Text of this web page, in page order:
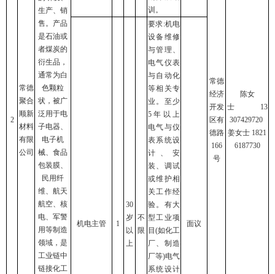
2
常德
聚合
顺新
材料
有限
公司
生产、销
售。产品
是石油或
者煤炭的
衍生品，
通常为白
色颗粒
状，被广
泛用于电
子电器、
电子机
械、食品
包装膜、
民用纤
维、航天
航空、核
电、军警
用等制造
领域，是
工业链中
链接化工
训。
常德
经济
开发
区有
德路
166
号
陈女
士 13
307429720
姜女士 1821
6187730
机电主管 1
30
岁
以
上
不
限
要求:机电
设备维修
与管理、
电气仪表
与自动化
等相关专
业。至少
5年以上
电气与仪
表系统设
计、安
装、调试
或维护相
关工作经
验。有大
型工业项
目(如化工
厂、制造
厂等)电气
系统设计
面议